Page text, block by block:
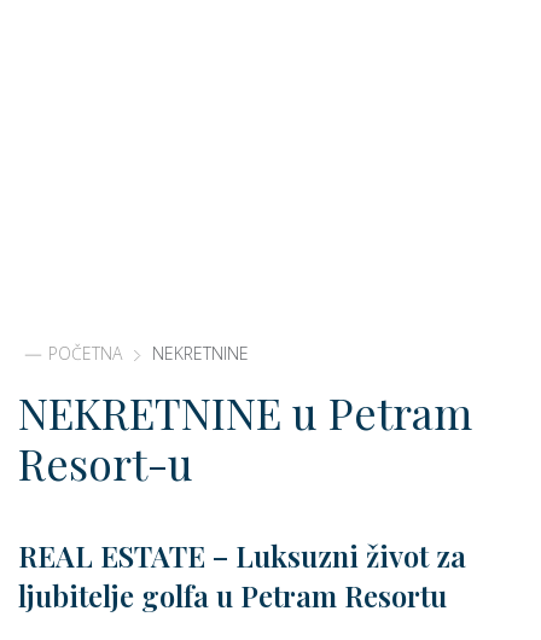
POČETNA NEKRETNINE
NEKRETNINE u Petram
Resort-u
REAL ESTATE – Luksuzni život za
ljubitelje golfa u Petram Resortu